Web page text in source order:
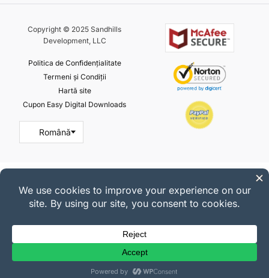
Copyright © 2025 Sandhills
Development, LLC
Politica de Confidențialitate
Termeni și Condiții
Hartă site
Cupon Easy Digital Downloads